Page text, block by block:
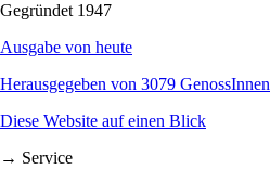
Gegründet 1947
Ausgabe von heute
Herausgegeben von 3079 GenossInnen
Diese Website auf einen Blick
→ Service